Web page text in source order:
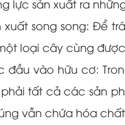
lực sản xuất ra
xuất song song: Để
loại cây cùng
đầu vào hữu cơ:
phải tất cả các sản
vẫn chứa hóa